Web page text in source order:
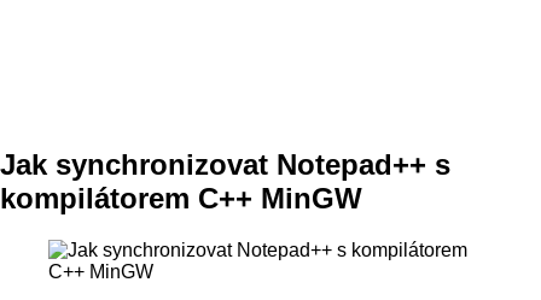
Jak synchronizovat Notepad++ s
kompilátorem C++ MinGW